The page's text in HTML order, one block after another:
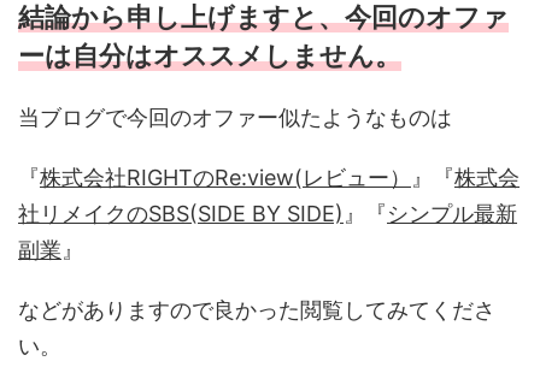
結論から申し上げますと、今回のオファ
ーは自分はオススメしません。
当ブログで今回のオファー似たようなものは
『株式会社RIGHTのRe:view(レビュー） 』『株式会
社リメイクのSBS(SIDE BY SIDE)』『シンプル最新
副業』
などがありますので良かった閲覧してみてくださ
い。